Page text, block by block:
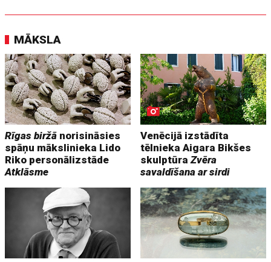
MĀKSLA
Rīgas biržā norisināsies
spāņu mākslinieka Lido
Riko personālizstāde
Atklāsme
Venēcijā izstādīta
tēlnieka Aigara Bikšes
skulptūraZvēra
savaldīšana ar sirdi